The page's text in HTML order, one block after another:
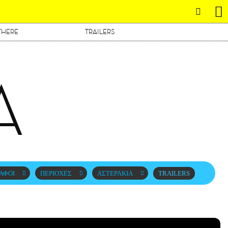
TRAILERS
ΠΕΡΙΟΧΕΣ ΑΣΤΕΡΑΚΙΑ TRAILERS